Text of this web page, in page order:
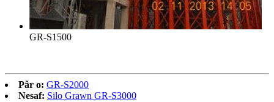
GR-S1500
Pâr o: GR-S2000
Nesaf: Silo Grawn GR-S3000